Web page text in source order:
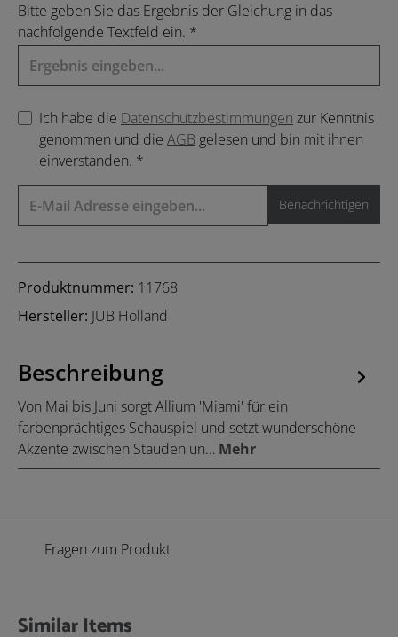
Bitte geben Sie das Ergebnis der Gleichung in das
nachfolgende Textfeld ein. *
Ich habe die Datenschutzbestimmungen zur Kenntnis
genommen und die AGB gelesen und bin mit ihnen
einverstanden. *
Benachrichtigen
Produktnummer: 11768
Hersteller: JUB Holland
Beschreibung
Von Mai bis Juni sorgt Allium 'Miami' für ein
farbenprächtiges Schauspiel und setzt wunderschöne
Akzente zwischen Stauden un… Mehr
Fragen zum Produkt
Produktgalerie überspringen
Similar Items